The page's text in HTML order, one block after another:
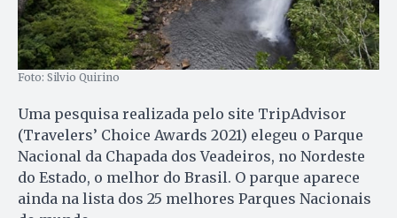
Foto: Silvio Quirino
Uma pesquisa realizada pelo site TripAdvisor
(Travelers’ Choice Awards 2021) elegeu o Parque
Nacional da Chapada dos Veadeiros, no Nordeste
do Estado, o melhor do Brasil. O parque aparece
ainda na lista dos 25 melhores Parques Nacionais